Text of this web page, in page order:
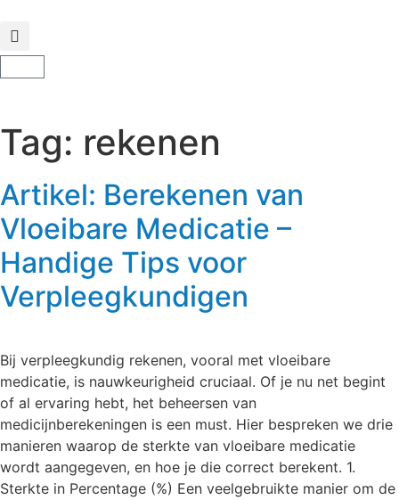
Tag: rekenen
Artikel: Berekenen van
Vloeibare Medicatie –
Handige Tips voor
Verpleegkundigen
Bij verpleegkundig rekenen, vooral met vloeibare
medicatie, is nauwkeurigheid cruciaal. Of je nu net begint
of al ervaring hebt, het beheersen van
medicijnberekeningen is een must. Hier bespreken we drie
manieren waarop de sterkte van vloeibare medicatie
wordt aangegeven, en hoe je die correct berekent. 1.
Sterkte in Percentage (%) Een veelgebruikte manier om de